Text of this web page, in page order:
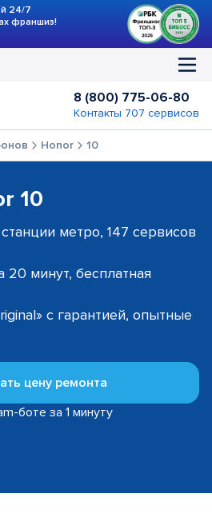
24/7
франшиз!
8 (800) 775-06-80
Контакты 707 сервисов
Honor 10
10
метро, 147 сервисов
20 минут, бесплатная
с гарантией, опытные
цену ремонта
боте за 1 минуту